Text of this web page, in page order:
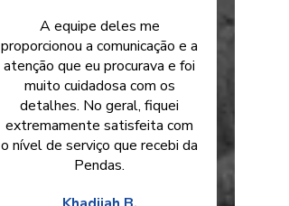
A equipe deles me
proporcionou a comunicação e a
atenção que eu procurava e foi
muito cuidadosa com os
detalhes. No geral, fiquei
extremamente satisfeita com
o nível de serviço que recebi da
Pendas.